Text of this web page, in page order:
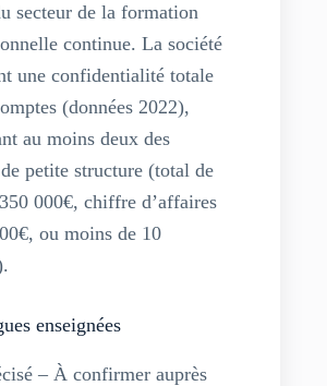
secteur de la formation
continue. La société
une confidentialité totale
(données 2022),
au moins deux des
petite structure (total de
000€, chiffre d’affaires
ou moins de 10
enseignées
– À confirmer auprès